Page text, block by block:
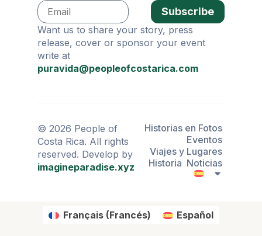
Subscribe
Want us to share your story, press
release, cover or sponsor your event
write at
puravida@peopleofcostarica.com
© 2026 People of
Costa Rica. All rights
reserved. Develop by
imagineparadise.xyz
Historias en Fotos
Eventos
Viajes y Lugares
Historia Noticias
Français(Francés) Español